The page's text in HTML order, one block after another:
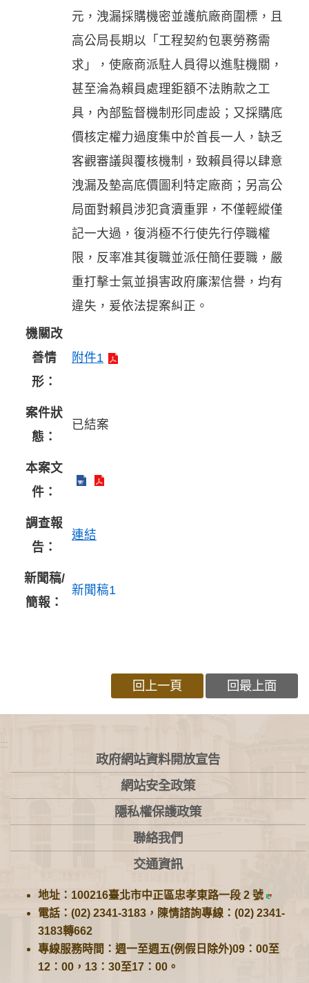
元，洩漏採購機密並護航廠商圍標，且
高公局長期以「工程契約包裹勞務需
求」，使廠商派駐人員得以進駐機關，
甚至淪為賴員處理鉅額不法賄款之工
具，內部監督機制形同虛設；又採購底
價核定權力過度集中於首長一人，缺乏
客觀審議與覆核機制，致賴員得以肆意
洩漏及墊高底價圖利特定廠商；另高公
局面對賴員涉犯貪瀆重罪，不僅輕縱僅
記一大過，復消極不行使先行停職權
限，反率准其復職並派任簡任要職，嚴
重打擊士氣並損害政府廉潔信譽，均有
違失，爰依法提案糾正。
機關改
善情
形：
附件1
案件狀
態：
已結案
本案文
件：
調查報
告：
連結
新聞稿/
簡報：
新聞稿1
回上一頁 回最上面
:::
政府網站資料開放宣告
網站安全政策
隱私權保護政策
聯絡我們
交通資訊
地址：100216臺北市中正區忠孝東路一段 2 號
電話：(02) 2341-3183，陳情諮詢專線：(02) 2341-
3183轉662
專線服務時間：週一至週五(例假日除外)09：00至
12：00，13：30至17：00。